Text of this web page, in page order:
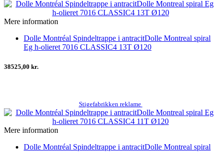
Mere information
Dolle Montréal Spindeltrappe i antracitDolle Montreal spiral
Eg h-olieret 7016 CLASSIC4 13T Ø120
38525,00 kr.
Stigefabrikken reklame
Mere information
Dolle Montréal Spindeltrappe i antracitDolle Montreal spiral